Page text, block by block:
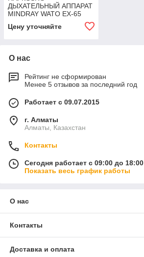
ДЫХАТЕЛЬНЫЙ АППАРАТ
MINDRAY WATO EX-65
Цену уточняйте
О нас
Рейтинг не сформирован
Менее 5 отзывов за последний год
Работает с 09.07.2015
г. Алматы
Алматы, Казахстан
Контакты
Сегодня работает с 09:00 до 18:00
Показать весь график работы
О нас
Контакты
Доставка и оплата